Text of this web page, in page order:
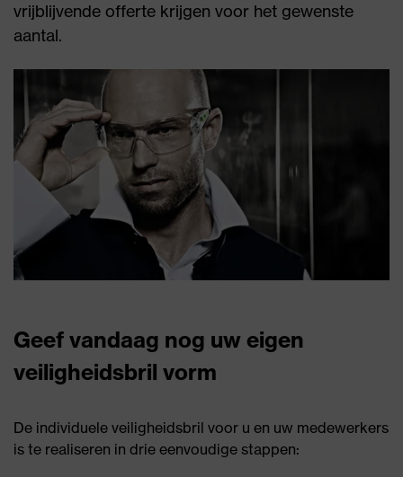
vrijblijvende offerte krijgen voor het gewenste
aantal.
Geef vandaag nog uw eigen
veiligheidsbril vorm
De individuele veiligheidsbril voor u en uw medewerkers
is te realiseren in drie eenvoudige stappen: